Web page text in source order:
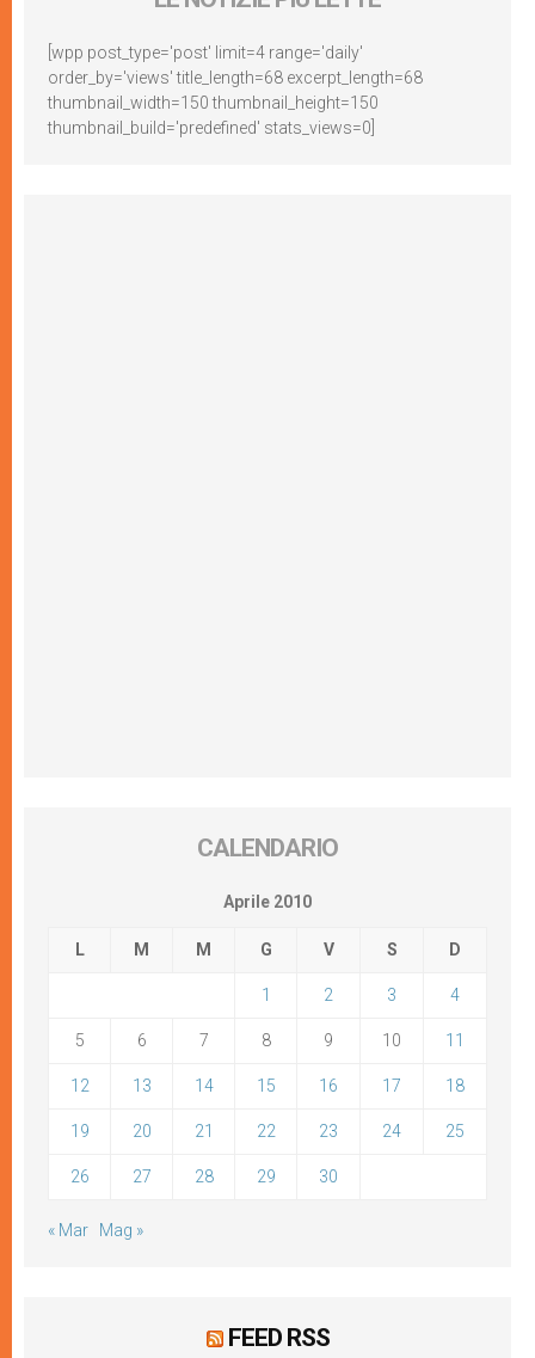
[wpp post_type='post' limit=4 range='daily'
order_by='views' title_length=68 excerpt_length=68
thumbnail_width=150 thumbnail_height=150
thumbnail_build='predefined' stats_views=0]
CALENDARIO
Aprile 2010
L M M G V S D
1 2 3 4
5 6 7 8 9 10 11
12 13 14 15 16 17 18
19 20 21 22 23 24 25
26 27 28 29 30
« Mar Mag »
FEED RSS